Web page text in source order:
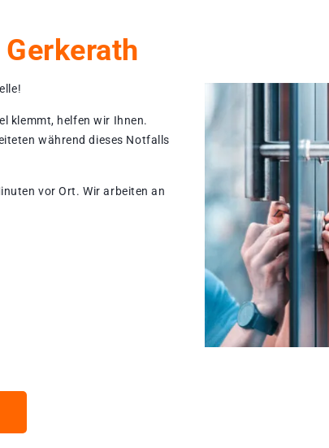
klemmt, helfen wir Ihnen.
während dieses Notfalls
vor Ort. Wir arbeiten an